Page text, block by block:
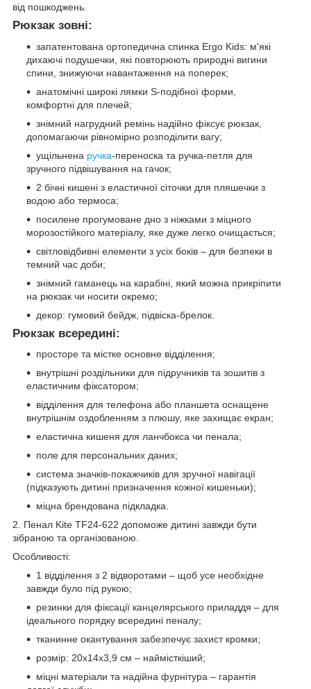
від пошкоджень.
Рюкзак зовні:
запатентована ортопедична спинка Ergo Kids: м'які
дихаючі подушечки, які повторюють природні вигини
спини, знижуючи навантаження на поперек;
анатомічні широкі лямки S-подібної форми,
комфортні для плечей;
знімний нагрудний ремінь надійно фіксує рюкзак,
допомагаючи рівномірно розподілити вагу;
ущільнена ручка-переноска та ручка-петля для
зручного підвішування на гачок;
2 бічні кишені з еластичної сіточки для пляшечки з
водою або термоса;
посилене прогумоване дно з ніжками з міцного
морозостійкого матеріалу, яке дуже легко очищається;
світловідбивні елементи з усіх боків – для безпеки в
темний час доби;
знімний гаманець на карабіні, який можна прикріпити
на рюкзак чи носити окремо;
декор: гумовий бейдж, підвіска-брелок.
Рюкзак всередині:
просторе та містке основне відділення;
внутрішні роздільники для підручників та зошитів з
еластичним фіксатором;
відділення для телефона або планшета оснащене
внутрішнім оздобленням з плюшу, яке захищає екран;
еластична кишеня для ланчбокса чи пенала;
поле для персональних даних;
система значків-покажчиків для зручної навігації
(підказують дитині призначення кожної кишеньки);
міцна брендована підкладка.
2. Пенал Kite TF24-622 допоможе дитині завжди бути
зібраною та організованою.
Особливості:
1 відділення з 2 відворотами – щоб усе необхідне
завжди було під рукою;
резинки для фіксації канцелярського приладдя – для
ідеального порядку всередині пеналу;
тканинне окантування забезпечує захист кромки;
розмір: 20x14x3,9 см – наймісткіший;
міцні матеріали та надійна фурнітура – гарантія